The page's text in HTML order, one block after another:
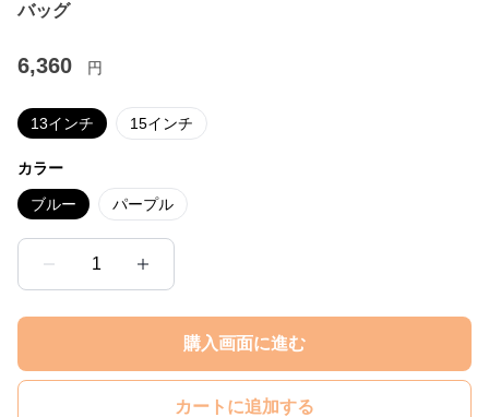
バッグ
6,360 円
13インチ 15インチ
カラー
ブルー パープル
1
購入画面に進む
カートに追加する